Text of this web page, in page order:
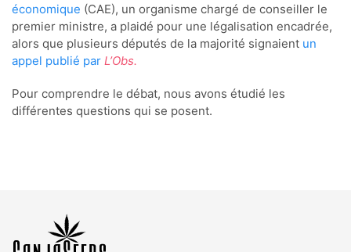
économique (CAE), un organisme chargé de conseiller le
premier ministre, a plaidé pour une légalisation encadrée,
alors que plusieurs députés de la majorité signaient un
appel publié par L’Obs.
Pour comprendre le débat, nous avons étudié les
différentes questions qui se posent.